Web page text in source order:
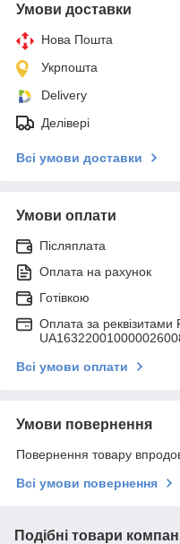
Умови доставки
Нова Пошта
Укрпошта
Delivery
Делівері
Всі умови доставки
Умови оплати
Післяплата
Оплата на рахунок
Готівкою
Оплата за реквізитами
Всі умови оплати
Умови повернення
Повернення товару
Всі умови повернення
Подібні товари